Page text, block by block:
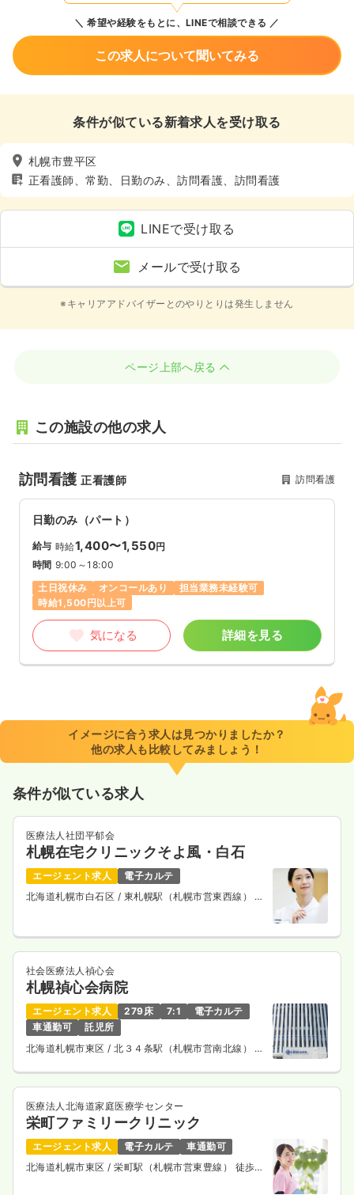
希望や経験をもとに、LINEで相談できる
この求人について聞いてみる
条件が似ている新着求人を受け取る
札幌市豊平区
正看護師、常勤、日勤のみ、訪問看護、訪問看護
LINEで受け取る
メールで受け取る
※キャリアアドバイザーとのやりとりは発生しません
ページ上部へ戻る
この施設の他の求人
訪問看護正看護師 訪問看護
日勤のみ（パート）
給与 時給1,400〜1,550円
時間 9:00～18:00
土日祝休み
オンコールあり
担当業務未経験可
時給1,500円以上可
気になる 詳細を見る
イメージに合う求人は見つかりましたか？
他の求人も比較してみましょう！
条件が似ている求人
医療法人社団平郁会
札幌在宅クリニックそよ風・白石
エージェント求人
電子カルテ
北海道札幌市白石区 / 東札幌駅（札幌市営東西線） 徒
社会医療法人禎心会
札幌禎心会病院
エージェント求人 279床 7:1
電子カルテ
車通勤可
託児所
北海道札幌市東区 / 北３４条駅（札幌市営南北線） 徒
医療法人北海道家庭医療学センター
栄町ファミリークリニック
エージェント求人 電子カルテ
車通勤可
北海道札幌市東区/ 栄町駅（札幌市営東豊線） 徒歩1